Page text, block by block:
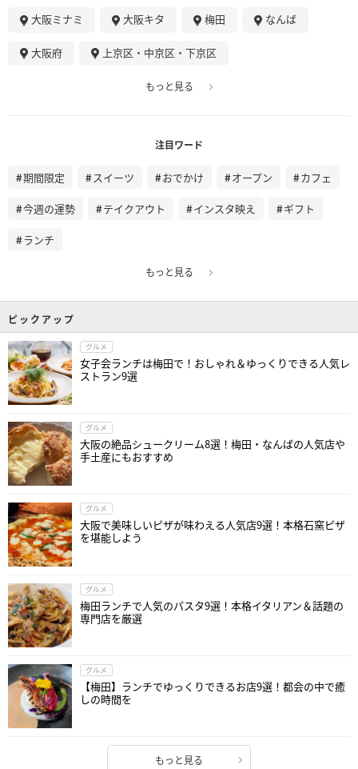
大阪ミナミ 大阪キタ 梅田 なんば
大阪府 上京区・中京区・下京区
もっと見る
注目ワード
期間限定 スイーツ おでかけ オープン カフェ
今週の運勢 テイクアウト インスタ映え ギフト
ランチ
もっと見る
ピックアップ
グルメ
女子会ランチは梅田で！おしゃれ＆ゆっくりできる人気レ
ストラン9選
グルメ
大阪の絶品シュークリーム8選！梅田・なんばの人気店や
手土産にもおすすめ
グルメ
大阪で美味しいピザが味わえる人気店9選！本格石窯ピザ
を堪能しよう
グルメ
梅田ランチで人気のパスタ9選！本格イタリアン＆話題の
専門店を厳選
グルメ
【梅田】ランチでゆっくりできるお店9選！都会の中で癒
しの時間を
もっと見る